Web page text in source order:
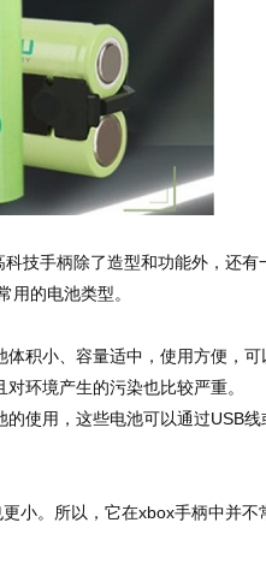
技手柄除了造型和功能外，还有
的电池类型。
积小、容量适中，使用方便，可
环境产生的污染也比较严重。
使用，这些电池可以通过USB线
小。所以，它在xbox手柄中并不